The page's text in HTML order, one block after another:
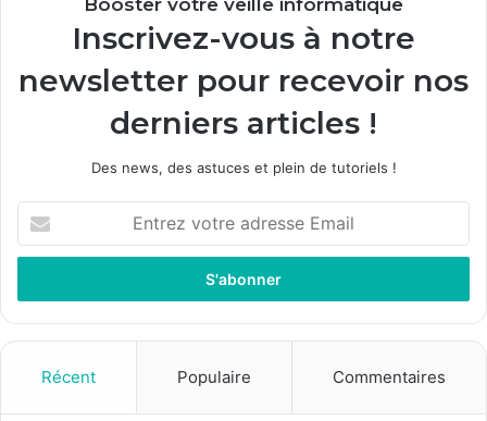
Inscrivez-vous à notre
newsletter pour recevoir nos
derniers articles !
Des news, des astuces et plein de tutoriels !
t
e
z
r
Récent Populaire Commentaires